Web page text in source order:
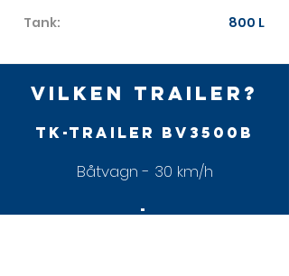
Tank:
800 L
Vilken trailer?
TK-Trailer BV3500B
Båtvagn - 30 km/h
-